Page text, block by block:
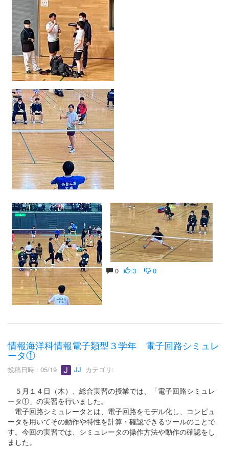
0 3 0
情報海洋科情報電子類型３学年 電子回路シミュレ
ータ①
投稿日時 : 05/19 JJ カテゴリ:
５月１４日（木）、総合実習の授業では、「電子回路シミュレ
ータ①」の実習を行いました。
電子回路シミュレータとは、電子回路をモデル化し、コンピュ
ータを用いてその動作や特性を計算・確認できるツールのことで
す。今回の実習では、シミュレータの操作方法や動作の確認をし
ました。